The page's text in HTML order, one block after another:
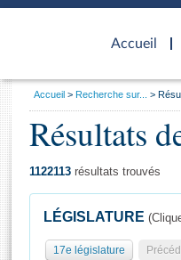
Accueil
d'accueil
Général
Vous
Accueil Recherche sur...
Résultats
1122113 résultats trouvés
LÉGISLATURE
17e législature